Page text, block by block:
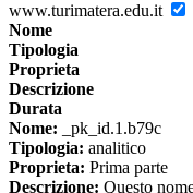
www.turimatera.edu.it
Nome
Tipologia
Proprieta
Descrizione
Durata
Nome: _pk_id.1.b79c
Tipologia: analitico
Proprieta: Prima parte
Descrizione: Questo